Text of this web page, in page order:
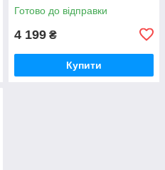
Готово до відправки
4 199 ₴
Купити